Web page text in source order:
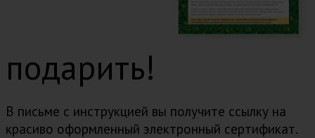
подарить!
В письме с инструкцией вы получите ссылку на
красиво оформленный электронный сертификат.